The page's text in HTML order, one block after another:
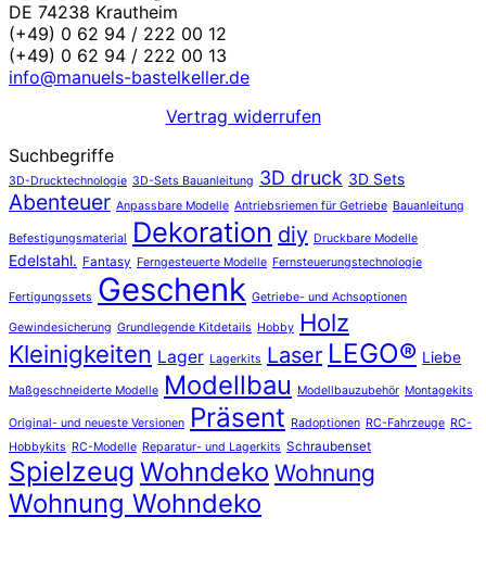
DE 74238 Krautheim
(+49) 0 62 94 / 222 00 12
(+49) 0 62 94 / 222 00 13
info@manuels-bastelkeller.de
Vertrag widerrufen
Suchbegriffe
3D-Drucktechnologie 3D-Sets Bauanleitung 3D druck 3D Sets
Abenteuer Anpassbare Modelle Antriebsriemen für Getriebe Bauanleitung
Befestigungsmaterial Dekoration diy Druckbare Modelle
Edelstahl. Fantasy Ferngesteuerte Modelle Fernsteuerungstechnologie
Fertigungssets Geschenk Getriebe- und Achsoptionen
Gewindesicherung Grundlegende Kitdetails Hobby Holz
Kleinigkeiten Lager Lagerkits Laser LEGO® Liebe
Maßgeschneiderte Modelle Modellbau Modellbauzubehör Montagekits
Original- und neueste Versionen Präsent Radoptionen RC-Fahrzeuge RC-
Hobbykits RC-Modelle Reparatur- und Lagerkits Schraubenset
Spielzeug Wohndeko Wohnung
Wohnung Wohndeko